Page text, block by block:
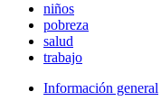
niños
pobreza
salud
trabajo
Información general